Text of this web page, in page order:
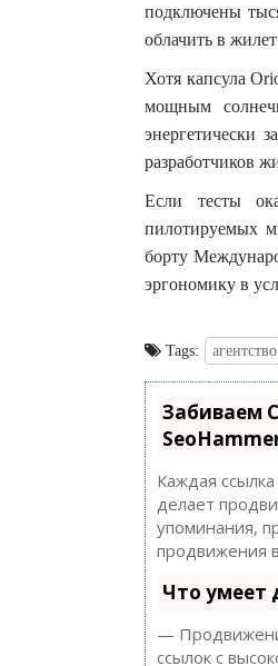
подключены
облачить в
Хотя капсула
мощным
энергетически
разработчиков
Если тесты
пилотируемых
борту
эргономику в
Tags: агентство
Забиваем
Каждая
делает
упоминания,
продвижения
Что умеет
—
ссылок с